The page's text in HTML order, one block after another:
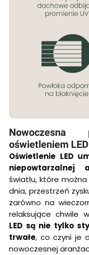
oświetleniem LED
Oświetlenie LED
niepowtarzalnej
światłu, które
dnia, przestrzeń
zarówno na
relaksujące chwile
LED są nie tylko
trwałe, co czyni je
nowoczesnej